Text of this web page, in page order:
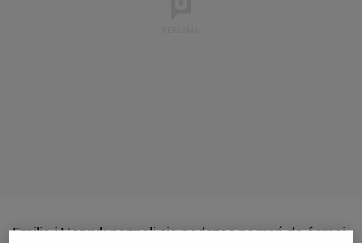
Emilia iHenrykpoznali się podczas nagrań do ósmej